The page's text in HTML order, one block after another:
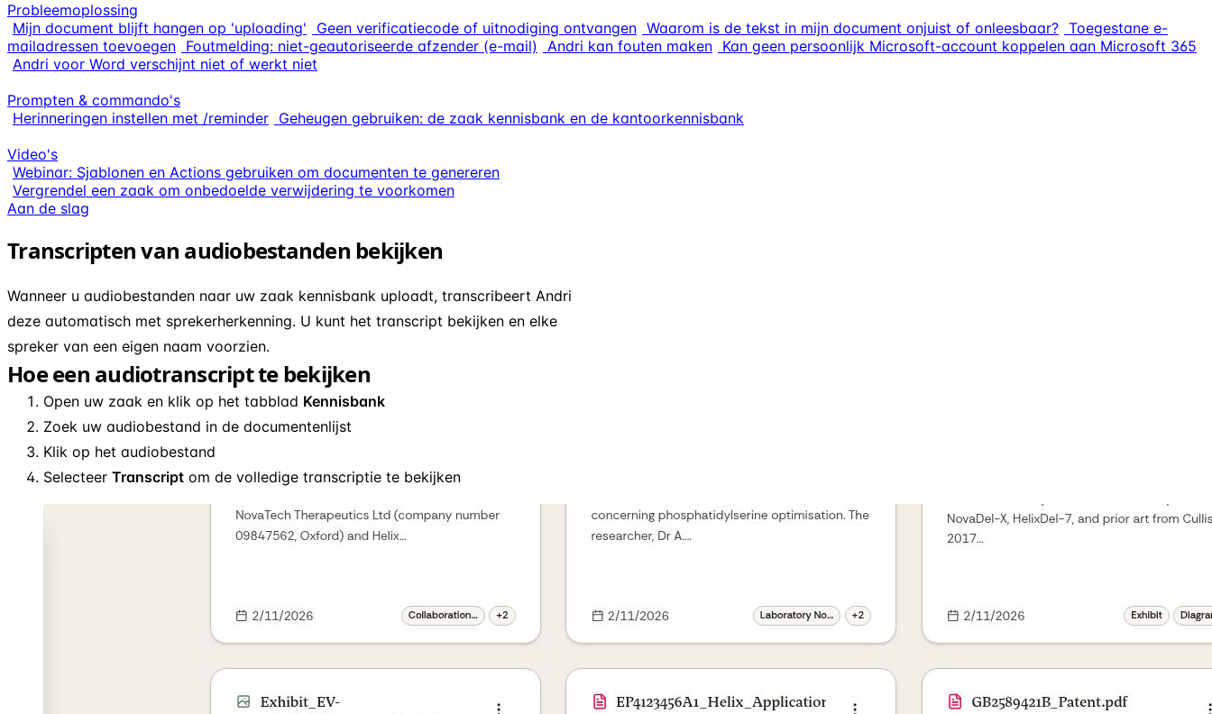
Probleemoplossing
Mijn document blijft hangen op 'uploading'
Geen verificatiecode of uitnodiging ontvangen Waarom is de tekst in mijn document onjuist of onleesbaar? Toegestane e-
mailadressen toevoegen Foutmelding: niet-geautoriseerde afzender (e-mail) Andri kan fouten maken Kan geen persoonlijk Microsoft-account koppelen aan Microsoft 365
Andri voor Word verschijnt niet of werkt niet
Prompten & commando's
Herinneringen instellen met /reminder Geheugen gebruiken: de zaak kennisbank en de kantoorkennisbank
Video's
Webinar: Sjablonen en Actions gebruiken om documenten te genereren
Vergrendel een zaak om onbedoelde verwijdering te voorkomen
Aan de slag
Transcripten van audiobestanden bekijken
Wanneer u audiobestanden naar uw zaak kennisbank uploadt, transcribeert Andri
deze automatisch met sprekerherkenning. U kunt het transcript bekijken en elke
spreker van een eigen naam voorzien.
Hoe een audiotranscript te bekijken
Open uw zaak en klik op het tabblad Kennisbank
Zoek uw audiobestand in de documentenlijst
Klik op het audiobestand
Selecteer Transcript om de volledige transcriptie te bekijken